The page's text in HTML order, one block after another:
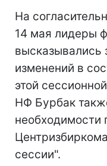
На
14 мая лидеры
высказывались
изменений в
этой
НФ Бурбак
необходимости
сессии".